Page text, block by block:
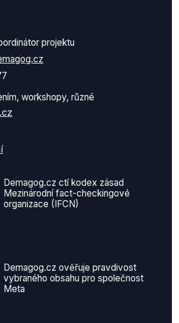
projektu
workshopy, různé
Demagog.cz ctí kodex zásad
Mezinárodní fact-checkingové
organizace (IFCN)
Demagog.cz ověřuje pravdivost
vybraného obsahu pro společnost
Meta